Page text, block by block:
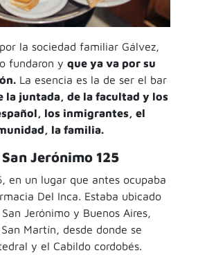
la sociedad familiar Gálvez,
fundaron y que ya va por su
La esencia es la de ser el bar
la juntada, de la facultad y los
los inmigrantes, el
la familia.
Jerónimo 125
en un lugar que antes ocupaba
Del Inca. Estaba ubicado
Jerónimo y Buenos Aires,
Martín, desde donde se
y el Cabildo cordobés.